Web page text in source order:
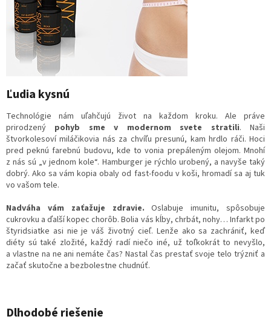
Ľudia kysnú
Technológie nám uľahčujú život na každom kroku. Ale práve
prirodzený pohyb sme v modernom svete stratili. Naši
štvorkolesoví miláčikovia nás za chvíľu presunú, kam hrdlo ráči. Hoci
pred peknú farebnú budovu, kde to vonia prepáleným olejom. Mnohí
z nás sú „v jednom kole“. Hamburger je rýchlo urobený, a navyše taký
dobrý. Ako sa vám kopia obaly od fast-foodu v koši, hromadí sa aj tuk
vo vašom tele.
Nadváha vám zaťažuje zdravie. Oslabuje imunitu, spôsobuje
cukrovku a ďalší kopec chorôb. Bolia vás kĺby, chrbát, nohy… Infarkt po
štyridsiatke asi nie je váš životný cieľ. Lenže ako sa zachrániť, keď
diéty sú také zložité, každý radí niečo iné, už toľkokrát to nevyšlo,
a vlastne na ne ani nemáte čas? Nastal čas prestať svoje telo trýzniť a
začať skutočne a bezbolestne chudnúť.
Dlhodobé riešenie